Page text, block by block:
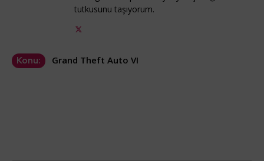
tutkusunu taşıyorum.
Konu: Grand Theft Auto VI